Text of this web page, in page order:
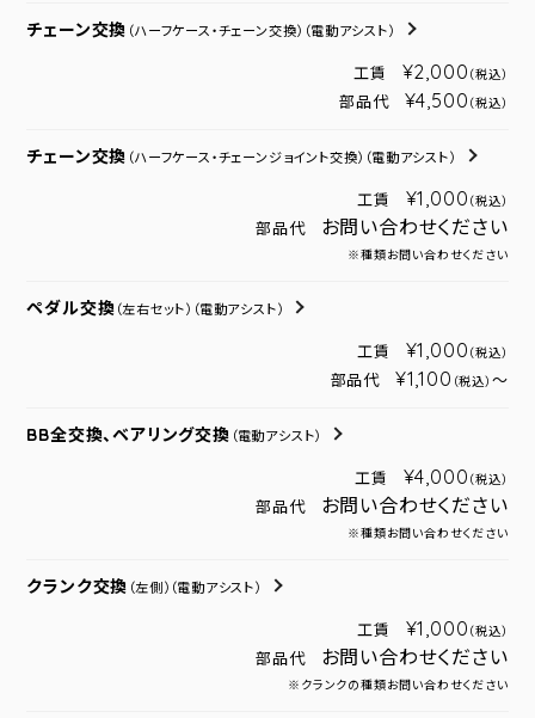
チェーン交換 （ハーフケース・チェーン交換） （電動アシスト）
工賃 ¥2,000 （税込）
部品代 ¥4,500 （税込）
チェーン交換 （ハーフケース・チェーンジョイント交換） （電動アシスト）
工賃 ¥1,000 （税込）
部品代 お問い合わせください
※種類お問い合わせください
ペダル交換 （左右セット） （電動アシスト）
工賃 ¥1,000 （税込）
部品代 ¥1,100 （税込） ～
BB全交換、ベアリング交換 （電動アシスト）
工賃 ¥4,000 （税込）
部品代 お問い合わせください
※種類お問い合わせください
クランク交換 （左側） （電動アシスト）
工賃 ¥1,000 （税込）
部品代 お問い合わせください
※クランクの種類お問い合わせください